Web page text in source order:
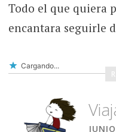
Todo el que quiera
encantara seguirle
Cargando...